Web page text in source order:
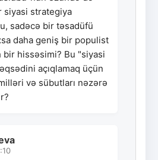
siyasi strategiya
sadəcə bir təsadüfü
daha geniş bir populist
bir hissəsimi? Bu "siyasi
açıqlamaq üçün
və sübutları nəzərə